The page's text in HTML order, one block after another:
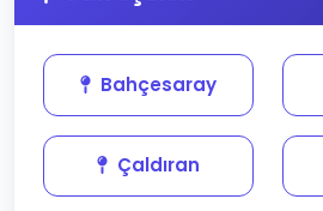
Bahçesaray
Çaldıran